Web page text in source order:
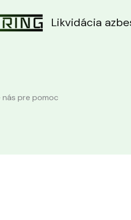
Likvidácia
pre pomoc